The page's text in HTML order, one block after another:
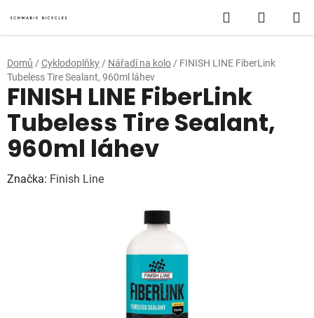
na
obsah
Hledat
KOŠÍK
Domů / Cyklodoplňky / Nářadí na kolo / FINISH LINE FiberLink
Tubeless Tire Sealant, 960ml láhev
FINISH LINE FiberLink
Tubeless Tire Sealant,
960ml láhev
Značka: Finish Line